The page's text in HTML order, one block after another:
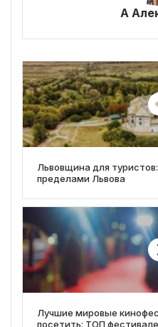
А
Львовщина для
пределами Львова
Лучшие мировые
посетить: ТОП